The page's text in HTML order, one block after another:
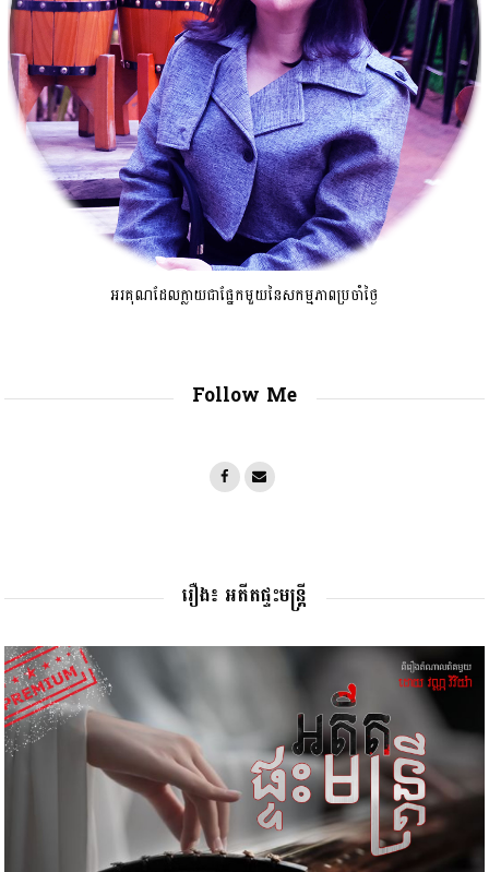
អរគុណដែលក្លាយជាផ្នែកមួយនៃសកម្មភាពប្រចាំថ្ងៃ
Follow Me
រឿង៖ អតីតផ្ទះមន្រ្តី